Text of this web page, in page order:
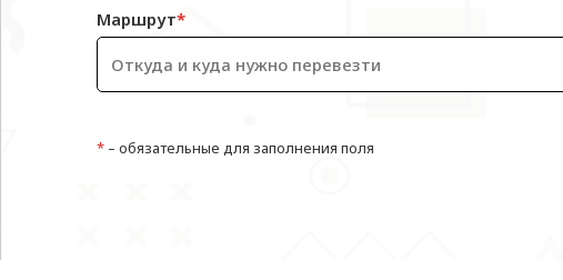
Маршрут*
* – обязательные для заполнения поля